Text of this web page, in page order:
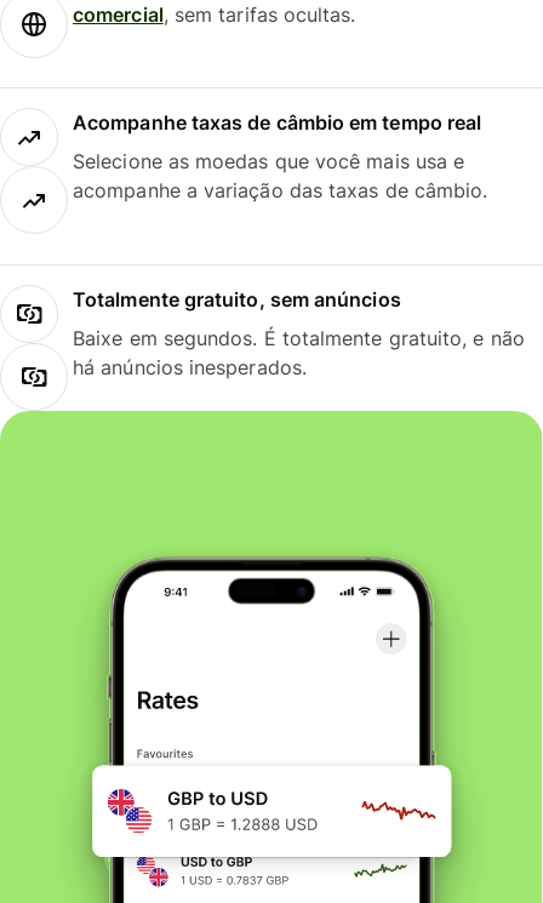
comercial, sem tarifas ocultas.
Acompanhe taxas de câmbio em tempo real
Selecione as moedas que você mais usa e
acompanhe a variação das taxas de câmbio.
Totalmente gratuito, sem anúncios
Baixe em segundos. É totalmente gratuito, e não
há anúncios inesperados.